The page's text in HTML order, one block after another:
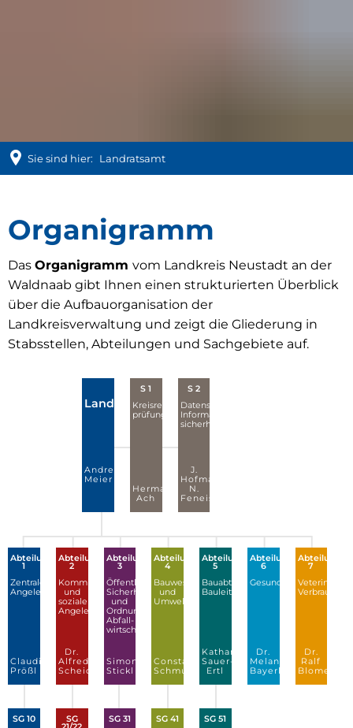
Sie sind hier: Landratsamt
Abteilungen
und
Sachgebiete
Organigramm
Das Organigramm vom Landkreis Neustadt an der
Waldnaab gibt Ihnen einen strukturierten Überblick
über die Aufbauorganisation der
Landkreisverwaltung und zeigt die Gliederung in
Stabsstellen, Abteilungen und Sachgebiete auf.